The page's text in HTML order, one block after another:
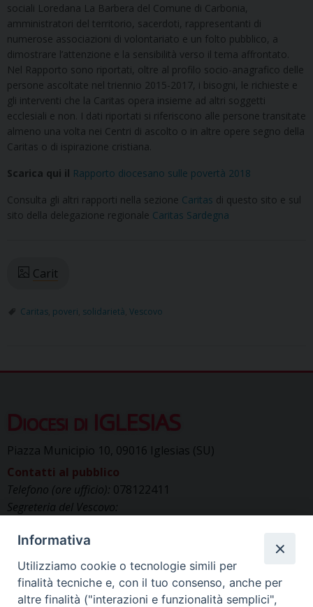
sociali Loredana La Barbera del Comune di Carbonia,
amministratori del territorio, sacerdoti, rappresentanti di
numerose associazioni di volontariato e un folto pubblico, a
dimostrare l’attenzione e la sensibilità verso il tema affrontato.
Nel Rapporto sono riportati, oltre al profilo socio-anagrafico delle
persone ascoltate nel triennio 2015-2017, i bisogni, le richieste e
gli interventi che la Caritas opera insieme ad altri soggetti
ecclesiali e non. I dati riportati si riferiscono alle persone transitate
almeno una volta nei Centri di ascolto o in altre opere segno della
Caritas o di ispirazione cristiana.
Scarica qui il Rapporto diocesano sulle povertà 2018
Consulta gli altri rapporti nella sezione Caritas di questo sito e sul
sito della delegazione regionale Caritas Sardegna
Carit
Caritas poveri solidarietà Vescovo
Diocesi di IGLESIAS
Piazza Municipio 10, 09016 Iglesias (SU)
Contatti al pubblico
Telefono (ore ufficio): 078122411
Segreteria del Vescovo:
Uffici di Curia:curia_iglesias@libero.it
Cancelleria (richiesta documenti):
canc.curia.iglesias@tiscali.it
Comunicazione & media (ufficio stampa):
Informativa
Utilizziamo cookie o tecnologie simili per
finalità tecniche e, con il tuo consenso, anche per
altre finalità ("interazioni e funzionalità semplici",